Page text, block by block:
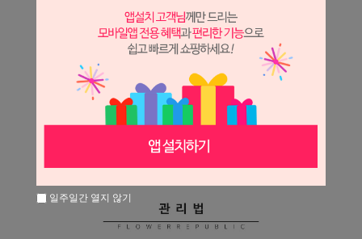
일주일간 열지 않기